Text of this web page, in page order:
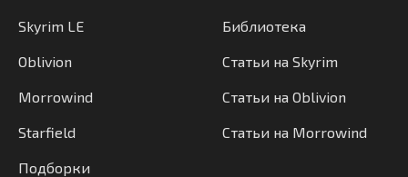
Skyrim LE
Oblivion
Morrowind
Starfield
Подборки
Библиотека
Статьи на Skyrim
Статьи на Oblivion
Статьи на Morrowind